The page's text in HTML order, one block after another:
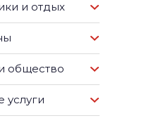
и отдых
общество
услуги